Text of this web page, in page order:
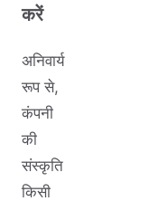
करें
अनिवार्य
रूप से,
कंपनी
की
संस्कृति
किसी